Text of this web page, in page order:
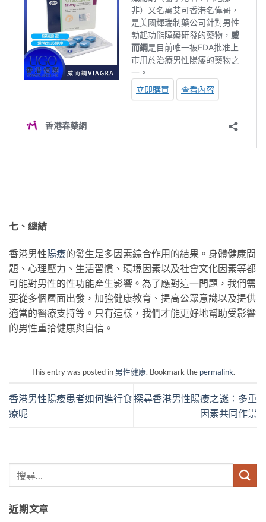
七、總結
香港男性陽痿的發生是多因素綜合作用的結果。身體健康問
題、心理壓力、生活習慣、環境因素以及社會文化因素等都
可能對男性的性功能產生影響。為了應對這一問題，我們需
要從多個層面出發，加強健康教育、提高公眾意識以及提供
適當的醫療支持等。只有這樣，我們才能更好地幫助受影響
的男性重拾健康與自信。
This entry was posted in 男性健康. Bookmark the permalink.
香港男性陽痿患者如何進行食
療呢
探尋香港男性陽痿之謎：多重
因素共同作祟
近期文章